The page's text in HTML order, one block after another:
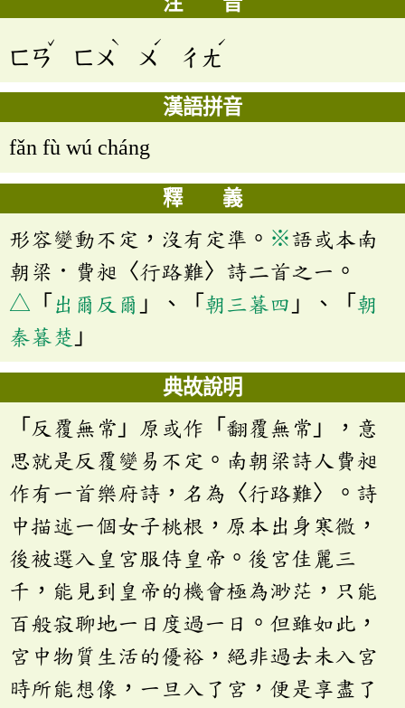
ㄈㄢ
ˇ
ㄈㄨ
ˋ
ㄨ
ˊ
ㄔㄤ
ˊ
漢語拼音
fǎn fù wú cháng
釋 義
形容變動不定，沒有定準。 ※語或本南
朝梁．費昶〈行路難〉詩二首之一。
△ 「 出爾反爾 」、「 朝三暮四 」、「 朝
秦暮楚 」
典故說明
「反覆無常」原或作「翻覆無常」，意
思就是反覆變易不定。南朝梁詩人費昶
作有一首樂府詩，名為〈行路難〉。詩
中描述一個女子桃根，原本出身寒微，
後被選入皇宮服侍皇帝。後宮佳麗三
千，能見到皇帝的機會極為渺茫，只能
百般寂聊地一日度過一日。但雖如此，
宮中物質生活的優裕，絕非過去未入宮
時所能想像，一旦入了宮，便是享盡了